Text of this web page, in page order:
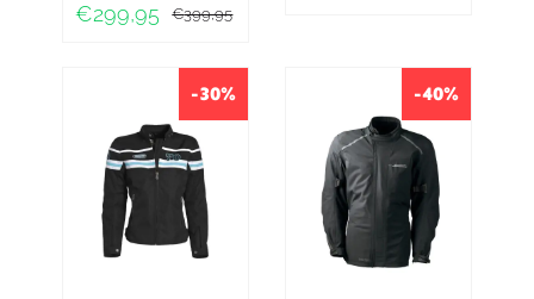
€399,95
prijs
was:
€399,95.
€299,95
prijs
is:
€299,95.
was:
is:
-30% -40%